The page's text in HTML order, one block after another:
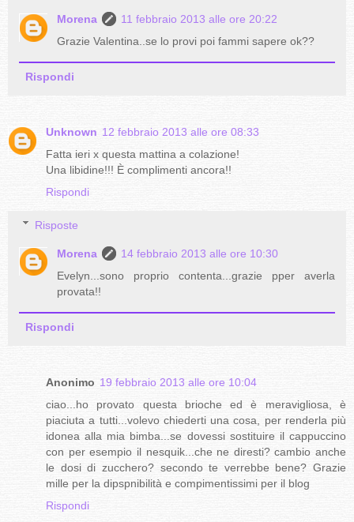
Morena
11 febbraio 2013 alle ore 20:22
Grazie Valentina..se lo provi poi fammi sapere ok??
Rispondi
Unknown 12 febbraio 2013 alle ore 08:33
Fatta ieri x questa mattina a colazione!
Una libidine!!! È complimenti ancora!!
Rispondi
Risposte
Morena
14 febbraio 2013 alle ore 10:30
Evelyn...sono proprio contenta...grazie pper averla
provata!!
Rispondi
Anonimo 19 febbraio 2013 alle ore 10:04
ciao...ho provato questa brioche ed è meravigliosa, è
piaciuta a tutti...volevo chiederti una cosa, per renderla più
idonea alla mia bimba...se dovessi sostituire il cappuccino
con per esempio il nesquik...che ne diresti? cambio anche
le dosi di zucchero? secondo te verrebbe bene? Grazie
mille per la dipspnibilità e compimentissimi per il blog
Rispondi